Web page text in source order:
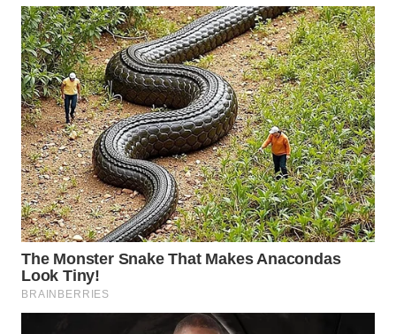
LABUANBAJO
WN
BORNEO
Wahana
Media
Group
WAHANA
NEWS
WAHANA
TANI